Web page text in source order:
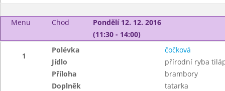
Menu Chod
Pondělí 12. 12. 2016
(11:30 - 14:00)
1
Polévka
čočková
Jídlo
přírodní ryba
Příloha
brambory
Doplněk
tatarka